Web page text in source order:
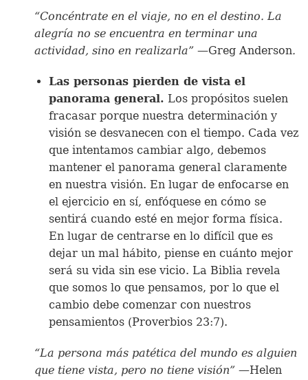
“Concéntrate en el viaje, no en el destino. La
alegría no se encuentra en terminar una
actividad, sino en realizarla” —Greg Anderson.
Las personas pierden de vista el
panorama general. Los propósitos suelen
fracasar porque nuestra determinación y
visión se desvanecen con el tiempo. Cada vez
que intentamos cambiar algo, debemos
mantener el panorama general claramente
en nuestra visión. En lugar de enfocarse en
el ejercicio en sí, enfóquese en cómo se
sentirá cuando esté en mejor forma física.
En lugar de centrarse en lo difícil que es
dejar un mal hábito, piense en cuánto mejor
será su vida sin ese vicio. La Biblia revela
que somos lo que pensamos, por lo que el
cambio debe comenzar con nuestros
pensamientos (Proverbios 23:7).
“La persona más patética del mundo es alguien
que tiene vista, pero no tiene visión” —Helen